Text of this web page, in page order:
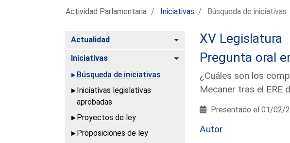
Actividad Parlamentaria Iniciativas Búsqueda de iniciativas
Actualidad Alternar
Iniciativas
Alternar
Búsqueda de iniciativas
Iniciativas legislativas
aprobadas
Proyectos de ley
Proposiciones de ley
XV Legislatura
Pregunta oral
¿Cuáles son los
Mecaner tras el
Presentado el 01/02/
Autor